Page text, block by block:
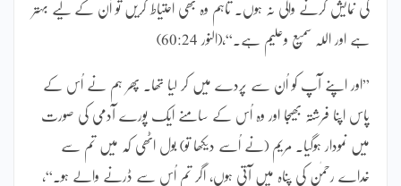
کی نمایش کرنے والی نہ ہوں۔ تاہم وہ بھی احتیاط کریں تو اُن کے لیے بہتر
ہے اور اللہ سمیع وعلیم ہے۔“،(النور 60:24)
”اور اپنے آپ کو اُن سے پردے میں کر لیا تھا۔ پھر ہم نے اُس کے
پاس اپنا فرشتہ بھیجا اور وہ اُس کے سامنے ایک پورے آدمی کی صورت
میں نمودار ہوگیا۔ مریم (نے اُسے دیکھا تو) بول اٹھی کہ میں تم سے
خداے رحمٰن کی پناہ میں آتی ہوں، اگر تم اُس سے ڈرنے والے ہو۔“،